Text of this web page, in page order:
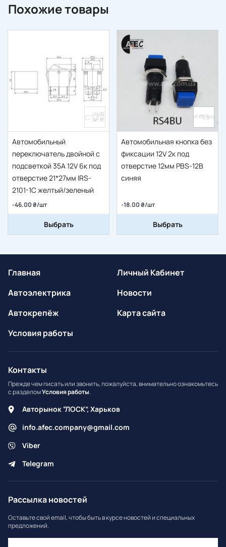
Похожие товары
Автомобильный
переключатель двойной с
подсветкой 35A 12V 6к под
отверстие 21*27мм IRS-
2101-1C желтый/зеленый
-46.00 ₴/шт
Выбрать
Автомобильная кнопка без
фиксации 12V 2к под
отверстие 12мм PBS-12B
синяя
-18.00 ₴/шт
Выбрать
Главная
Автоэлектрика
Автокрепёж
Условия работы
Личный Кабинет
Новости
Карта сайта
Контакты
Прежде чем писать или звонить, пожалуйста, внимательно ознакомьтесь
с разделомУсловия работы.
Авторынок “ЛОСК”, Харьков
info.afec.company@gmail.com
Viber
Telegram
Рассылка новостей
Оставьте свой email, чтобы быть в курсе новостей и специальных
предложений.